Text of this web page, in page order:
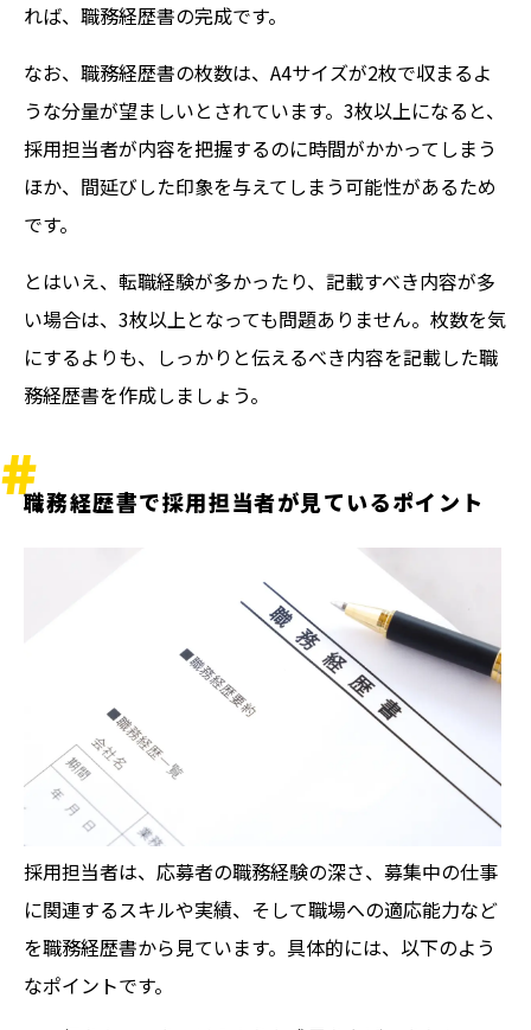
れば、職務経歴書の完成です。
なお、職務経歴書の枚数は、A4サイズが2枚で収まるよ
うな分量が望ましいとされています。3枚以上になると、
採用担当者が内容を把握するのに時間がかかってしまう
ほか、間延びした印象を与えてしまう可能性があるため
です。
とはいえ、転職経験が多かったり、記載すべき内容が多
い場合は、3枚以上となっても問題ありません。枚数を気
にするよりも、しっかりと伝えるべき内容を記載した職
務経歴書を作成しましょう。
職務経歴書で採用担当者が見ているポイント
採用担当者は、応募者の職務経験の深さ、募集中の仕事
に関連するスキルや実績、そして職場への適応能力など
を職務経歴書から見ています。具体的には、以下のよう
なポイントです。